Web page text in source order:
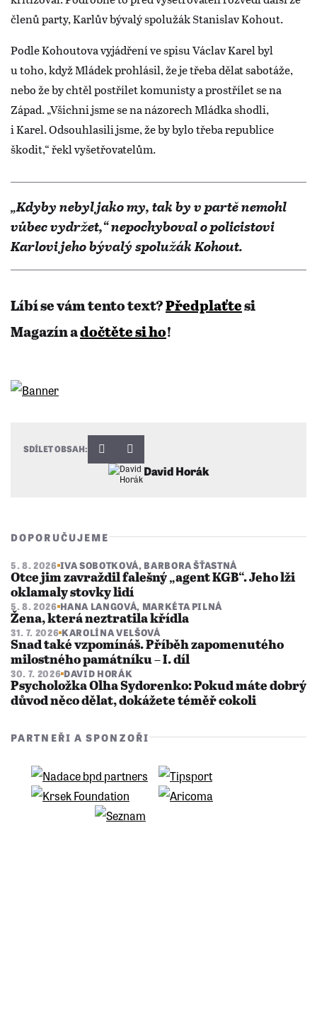
členů party, Karlův bývalý spolužák Stanislav Kohout.
Podle Kohoutova vyjádření ve spisu Václav Karel byl
u toho, když Mládek prohlásil, že je třeba dělat sabotáže,
nebo že by chtěl postřílet komunisty a prostřílet se na
Západ. „Všichni jsme se na názorech Mládka shodli,
i Karel. Odsouhlasili jsme, že by bylo třeba republice
škodit,“ řekl vyšetřovatelům.
„Kdyby nebyl jako my, tak by v partě nemohl
vůbec vydržet,“ nepochyboval o policistovi
Karlovi jeho bývalý spolužák Kohout.
Líbí se vám tento text?Předplaťtesi
Magazín adočtěte si ho!
David Horák
SDÍLET OBSAH:
DOPORUČUJEME
5. 8. 2026 IVA SOBOTKOVÁ, BARBORA ŠŤASTNÁ
Otce jim zavraždil falešný „agent KGB“. Jeho lži
oklamaly stovky lidí
5. 8. 2026 HANA LANGOVÁ, MARKÉTA PILNÁ
Žena, která neztratila křídla
31. 7. 2026 KAROLÍNA VELŠOVÁ
Snad také vzpomínáš. Příběh zapomenutého
milostného památníku – I. díl
30. 7. 2026 DAVID HORÁK
Psycholožka Olha Sydorenko: Pokud máte dobrý
důvod něco dělat, dokážete téměř cokoli
PARTNEŘI A SPONZOŘI